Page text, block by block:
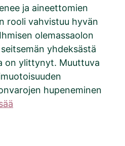
ja aineettomien
rooli vahvistuu hyvän
olemassaolon
yhdeksästä
on ylittynyt. Muuttuva
hupeneminen